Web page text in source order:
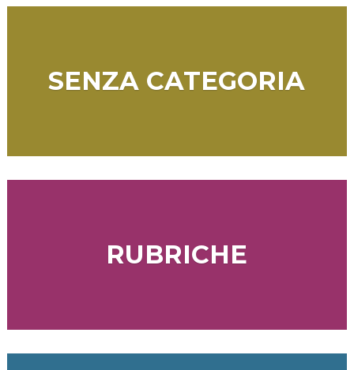
SENZA CATEGORIA
RUBRICHE